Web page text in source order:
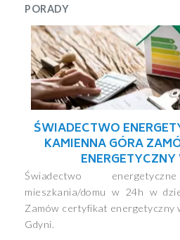
PORADY
ŚWIADECTWO
KAMIENNA GÓRA
Świadectwo
mieszkania/domu w 24h w
Zamów certyfikat energetyczny
Gdyni.